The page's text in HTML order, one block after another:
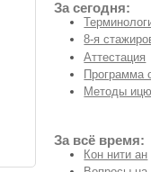
За сегодня:
8-я
Аттестация
Программа
Методы
За всё время:
Кон нити ан